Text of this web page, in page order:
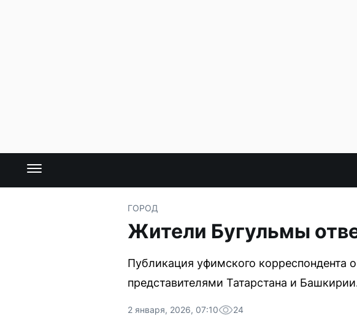
ГОРОД
Жители Бугульмы
Публикация уфимского
представителями Татарстана и
2 января, 2026, 07:10 24